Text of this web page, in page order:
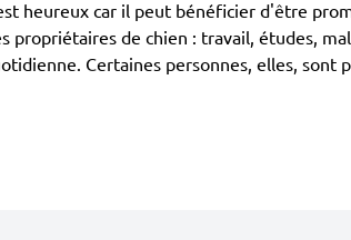
heureux car il peut bénéficier d'être
de chien : travail, études,
Certaines personnes, elles,